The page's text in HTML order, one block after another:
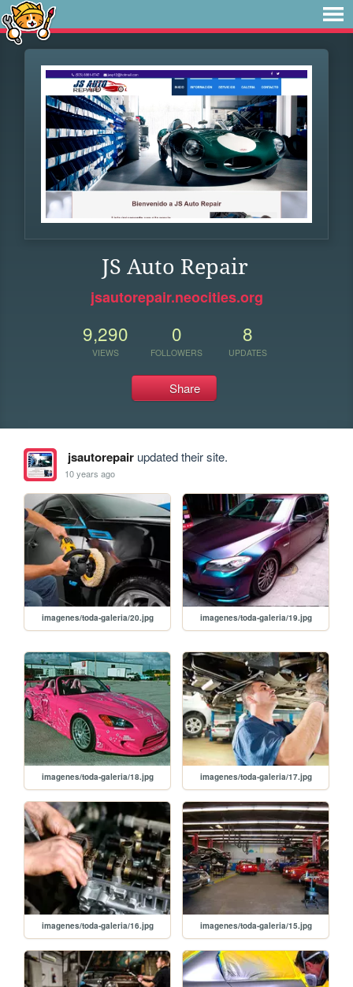
JS Auto Repair
jsautorepair.neocities.org
9,290
VIEWS
0
FOLLOWERS
8
UPDATES
Share
jsautorepairupdated their site.
10 years ago
imagenes/toda-galeria/20.jpg imagenes/toda-galeria/19.jpg
imagenes/toda-galeria/18.jpg imagenes/toda-galeria/17.jpg
imagenes/toda-galeria/16.jpg imagenes/toda-galeria/15.jpg